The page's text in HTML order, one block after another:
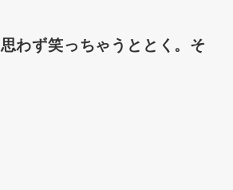
わず笑っちゃうととく。そ